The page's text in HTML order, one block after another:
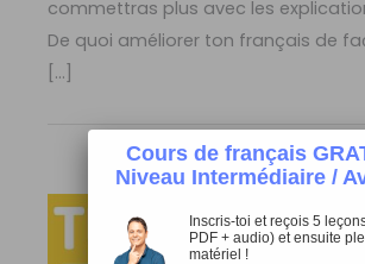
commettras plus avec les
De quoi améliorer ton français de
[…]
Cours de français
Niveau Intermédiaire /
Inscris-toi et reçois 5
PDF + audio) et ensuite
matériel !